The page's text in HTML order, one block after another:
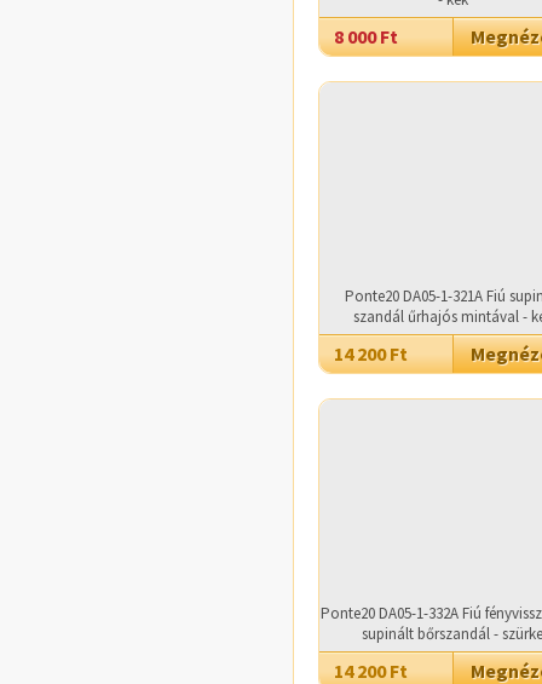
8 000 Ft
Ponte20 DA05-1-321A Fiú
szandál űrhajós mintával -
14 200 Ft
Ponte20 DA05-1-332A Fiú
supinált bőrszandál - szürke
14 200 Ft